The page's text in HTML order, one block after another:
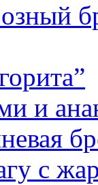
и
с